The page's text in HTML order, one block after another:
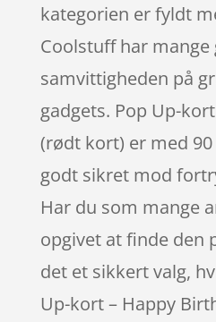
kategorien er fyldt
Coolstuff har mange
samvittigheden på
gadgets. Pop Up-
(rødt kort) er med
godt sikret mod
Har du som mange
opgivet at finde den
det et sikkert valg,
Up-kort – Happy